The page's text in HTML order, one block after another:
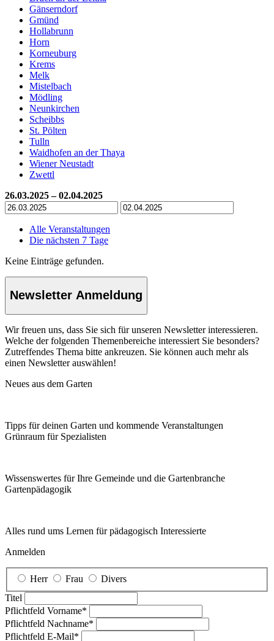
Gänserndorf
Gmünd
Hollabrunn
Horn
Korneuburg
Krems
Melk
Mistelbach
Mödling
Neunkirchen
Scheibbs
St. Pölten
Tulln
Waidhofen an der Thaya
Wiener Neustadt
Zwettl
26.03.2025 – 02.04.2025
Alle Veranstaltungen
Die nächsten 7 Tage
Keine Einträge gefunden.
Newsletter Anmeldung
Wir freuen uns, dass Sie sich für unseren Newsletter interessieren.
Welche der folgenden Themenbereiche interessiert Sie besonders?
Zutreffendes Thema bitte ankreuzen. Sie können auch mehr als
einen Newsletter auswählen!
Neues aus dem Garten
Tipps für deinen Garten und kommende Veranstaltungen
Grünraum für Spezialisten
Wissenswertes für Ihre Gemeinde und die Gartenbranche
Garten­pädagogik
Alles rund ums Lernen für pädagogisch Interessierte
Anmelden
Herr Frau
Divers
Titel
Pflichtfeld Vorname*
Pflichtfeld Nachname*
Pflichtfeld E-Mail*